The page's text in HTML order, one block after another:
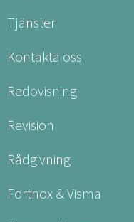
Tjänster
Kontakta oss
Redovisning
Revision
Rådgivning
Fortnox & Visma